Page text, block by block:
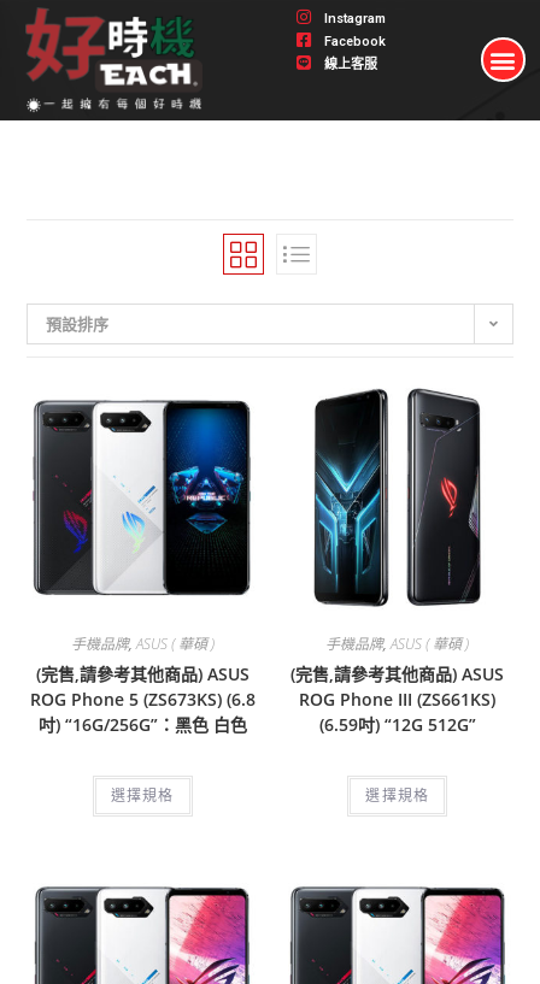
Instagram
Facebook
線上客服
預設排序
手機品牌,ASUS ( 華碩 )
(完售,請參考其他商品) ASUS
ROG Phone 5 (ZS673KS) (6.8
吋) “16G/256G”：黑色 白色
選擇規格
手機品牌,ASUS ( 華碩 )
(完售,請參考其他商品) ASUS
ROG Phone III (ZS661KS)
(6.59吋) “12G 512G”
選擇規格